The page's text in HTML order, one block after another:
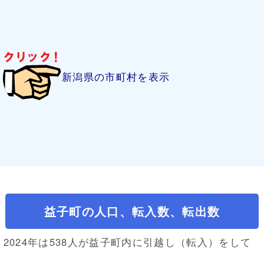
新潟県の市町村を表示
益子町の人口、転入数、転出数
2024年は538人が益子町内に引越し（転入）をして